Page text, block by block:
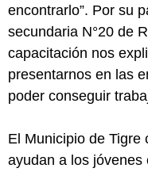
encontrarlo”. Por su
secundaria N°20 de
capacitación nos
presentarnos en las
poder conseguir
El Municipio de Tigre
ayudan a los